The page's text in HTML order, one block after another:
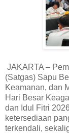
JAKARTA –
(Satgas) Sapu
Keamanan, dan
Hari Besar
dan Idul Fitri
ketersediaan
terkendali,